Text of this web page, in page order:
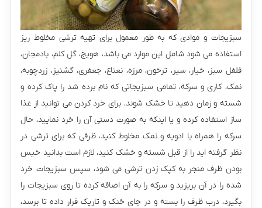
سبزیجات و موادی که به طور معمول برای تهیه ترشی مخلوط ریز
استفاده می شود شامل این موارد می باشد، هویج، گل کلم، بادمجان،
فلفل سبز، خیار، سیر، ترخون، مرزه، نعناع، جعفری، گشنیز، زردچوبه،
نمک، کاری و سرکه، تمامی سبزیجاتی که نام برده شد را پاک کرده و
شسته و زمان دهید تا خشک شوند. برای خرد کردن می توانید از غذا
ساز استفاده کرده و یا اینکه به صورت دستی آن را خرد نمایید، حال
سرکه را همراه با ادویه و نمک مخلوط کنید، ظرفی که برای ترشی در
نظر گرفته اید را از قبل شسته و خشک کنید، لازم است بدانید خیس
بودن ظرف منجر به کپک زدن ترشی می شود، سپس سبزیجات خرد
شده را در آن بریزید و سرکه را به آن اضافه کرده تا روی سبزیجات را
بگیرد، درب ظرف را بسته و در جای خنک و تاریک قرار داده تا برسد،